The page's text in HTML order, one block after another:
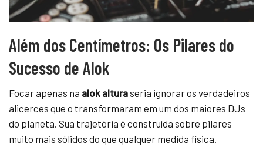
Além dos Centímetros: Os Pilares do
Sucesso de Alok
Focar apenas na alok alturaseria ignorar os verdadeiros
alicerces que o transformaram em um dos maiores DJs
do planeta. Sua trajetória é construída sobre pilares
muito mais sólidos do que qualquer medida física.